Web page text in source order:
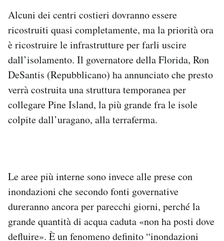
Alcuni dei centri costieri dovranno essere
ricostruiti quasi completamente, ma la priorità ora
è ricostruire le infrastrutture per farli uscire
dall’isolamento. Il governatore della Florida, Ron
DeSantis (Repubblicano) ha annunciato che presto
verrà costruita una struttura temporanea per
collegare Pine Island, la più grande fra le isole
colpite dall’uragano, alla terraferma.
Le aree più interne sono invece alle prese con
inondazioni che secondo fonti governative
dureranno ancora per parecchi giorni, perché la
grande quantità di acqua caduta «non ha posti dove
defluire». È un fenomeno definito “inondazioni